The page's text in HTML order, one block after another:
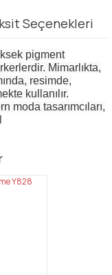
Seçenekleri
pigment
Mimarlıkta,
resimde,
kullanılır.
moda tasarımcıları,
ve diğer